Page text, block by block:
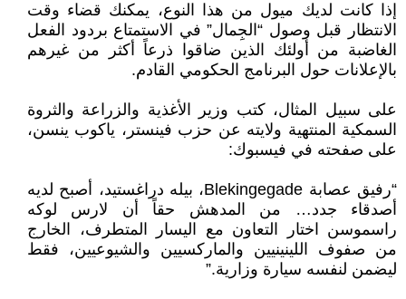
إذا كانت لديك ميول من هذا النوع، يمكنك قضاء وقت
الانتظار قبل وصول “الجِمال” في الاستمتاع بردود الفعل
الغاضبة من أولئك الذين ضاقوا ذرعاً أكثر من غيرهم
بالإعلانات حول البرنامج الحكومي القادم.
على سبيل المثال، كتب وزير الأغذية والزراعة والثروة
السمكية المنتهية ولايته عن حزب فينستر، ياكوب ينسن،
على صفحته في فيسبوك:
“رفيق عصابة Blekingegade، بيله دراغستيد، أصبح لديه
أصدقاء جدد… من المدهش حقاً أن لارس لوكه
راسموسن اختار التعاون مع اليسار المتطرف، الخارج
من صفوف اللينينيين والماركسيين والشيوعيين، فقط
ليضمن لنفسه سيارة وزارية.”